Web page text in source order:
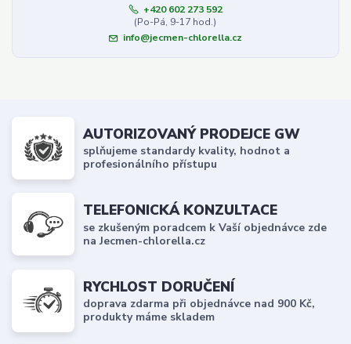
+420 602 273 592
(Po-Pá, 9-17 hod.)
info@jecmen-chlorella.cz
AUTORIZOVANÝ PRODEJCE GW
splňujeme standardy kvality, hodnot a
profesionálního přístupu
TELEFONICKÁ KONZULTACE
se zkušeným poradcem k Vaší objednávce zde
na Jecmen-chlorella.cz
RYCHLOST DORUČENÍ
doprava zdarma při objednávce nad 900 Kč,
produkty máme skladem